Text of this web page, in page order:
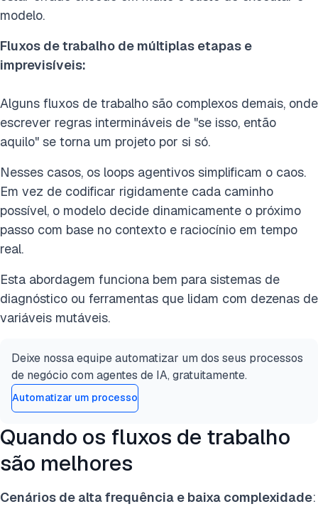
modelo.
Fluxos de trabalho de múltiplas etapas e
imprevisíveis:
Alguns fluxos de trabalho são complexos demais, onde
escrever regras intermináveis de "se isso, então
aquilo" se torna um projeto por si só.
Nesses casos, os loops agentivos simplificam o caos.
Em vez de codificar rigidamente cada caminho
possível, o modelo decide dinamicamente o próximo
passo com base no contexto e raciocínio em tempo
real.
Esta abordagem funciona bem para sistemas de
diagnóstico ou ferramentas que lidam com dezenas de
variáveis mutáveis.
Deixe nossa equipe automatizar um dos seus processos
de negócio com agentes de IA, gratuitamente.
Automatizar um processo
Quando os fluxos de trabalho
são melhores
Cenários de alta frequência e baixa complexidade: